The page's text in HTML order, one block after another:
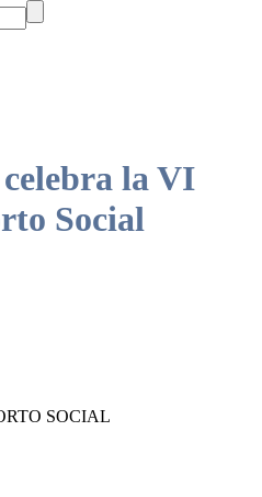
celebra la VI
Social